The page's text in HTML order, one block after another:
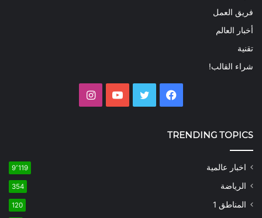
فريق العمل
أخبار العالم
تقنية
شراء القالب!
فيسبوك تويتر يوتيوب
TRENDING TOPICS
اخبار عالمية 9٬119
الرياضة 354
المناطق 1 120